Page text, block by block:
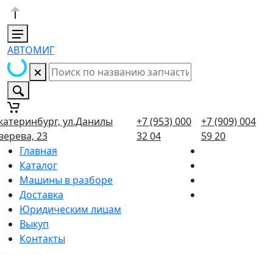
АВТОМИГ
ул.Данилы
23
+7 (953) 000
32 04
+7 (909) 004
59 20
Главная
Каталог
Машины в разборе
Доставка
Юридическим лицам
Выкуп
Контакты